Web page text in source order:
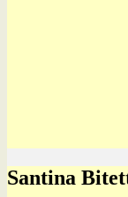
Santina